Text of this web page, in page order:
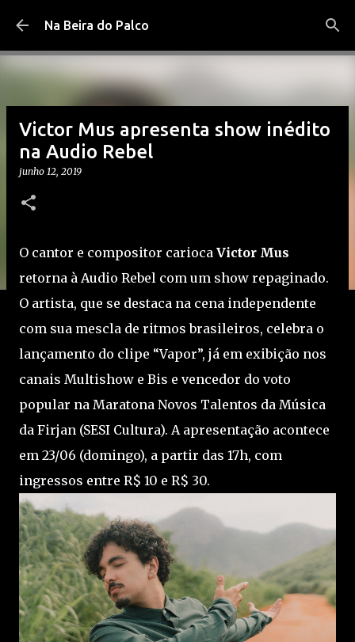
Pular para o conteúdo principal
Na Beira do Palco
Victor Mus apresenta show inédito
na Audio Rebel
junho 12, 2019
O cantor e compositor carioca Victor Mus
retorna à Audio Rebel com um show repaginado.
O artista, que se destaca na cena independente
com sua mescla de ritmos brasileiros, celebra o
lançamento do clipe “Vapor”, já em exibição nos
canais Multishow e Bis e vencedor do voto
popular na Maratona Novos Talentos da Música
da Firjan (SESI Cultura). A apresentação acontece
em 23/06 (domingo), a partir das 17h, com
ingressos entre R$ 10 e R$ 30.